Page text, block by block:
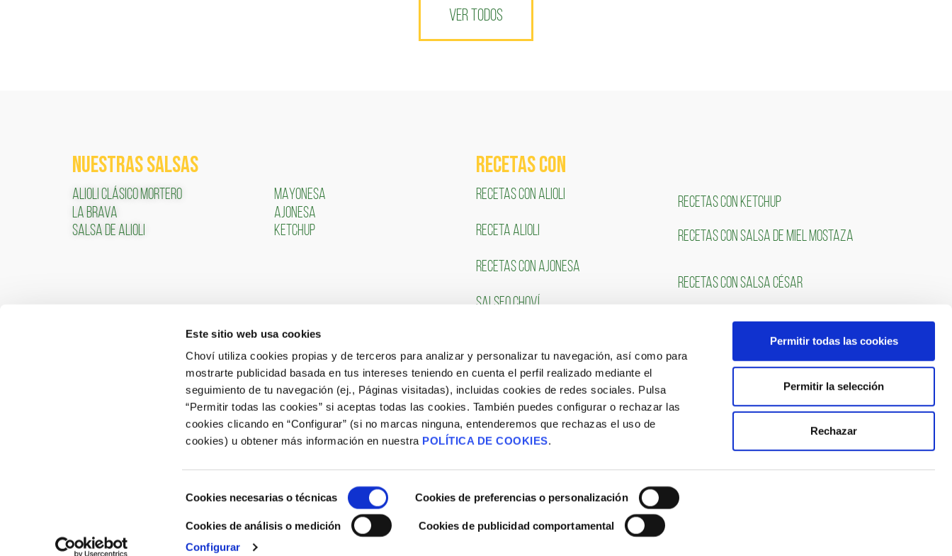
Este sitio web usa cookies
Choví utiliza cookies propias y de terceros para analizar y personalizar tu navegación, así como para
mostrarte publicidad basada en tus intereses teniendo en cuenta el perfil realizado mediante el
seguimiento de tu navegación (ej., Páginas visitadas), incluidas cookies de redes sociales. Pulsa
“Permitir todas las cookies” si aceptas todas las cookies. También puedes configurar o rechazar las
cookies clicando en “Configurar” (si no marcas ninguna, entenderemos que rechazas el uso de
cookies) u obtener más información en nuestra POLÍTICA DE COOKIES.
de
consentimiento
Cookies necesarias o técnicas Cookies de preferencias o personalización
Cookies de análisis o medición
Cookies de publicidad comportamental
Configurar
Permitir todas las cookies
Permitir la selección
Rechazar
VER TODOS
NUESTRAS SALSAS
ALIOLI CLÁSICO MORTERO
LA BRAVA
SALSA DE ALIOLI
MAYONESA
AJONESA
KETCHUP
RECETAS COn
RECETAS CON ALIOLI
RECETA ALIOLI
RECETAS CON AJONESA
SALSEO CHOVÍ
RECETAS CON KETCHUP
RECETAS CON SALSA DE MIEL MOSTAZA
RECETAS CON SALSA CÉSAR
Atención al Consumidor: 902 566 522
ÁREA CLIENTES
ACCEDER
TRABAJA CON NOSOTROS
Portal de Empleo
CONSULTA NUESTRAS OFERTAS
SÍGUENOS
Aviso Legal Política de Cookies|Site Map|Blog|